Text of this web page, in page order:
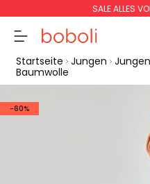
SALE ALLES
Startseite Jungen
Baumwolle
-60%